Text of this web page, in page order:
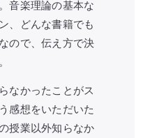
音楽理論の基本な
、どんな書籍でも
ので、伝え方で決
なかったことがス
感想をいただいた
授業以外知らなか